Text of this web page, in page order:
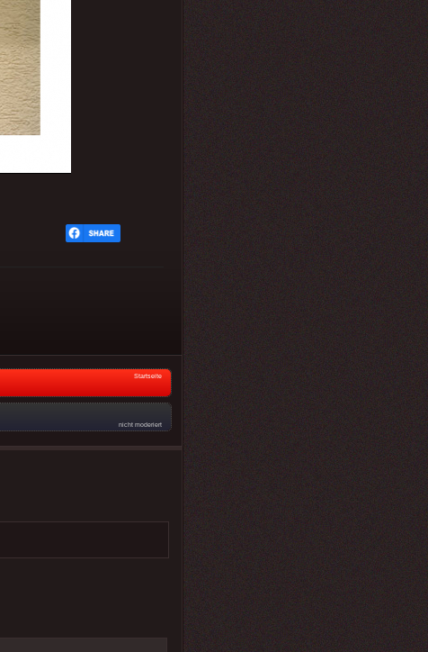
Startseite
nicht moderiert